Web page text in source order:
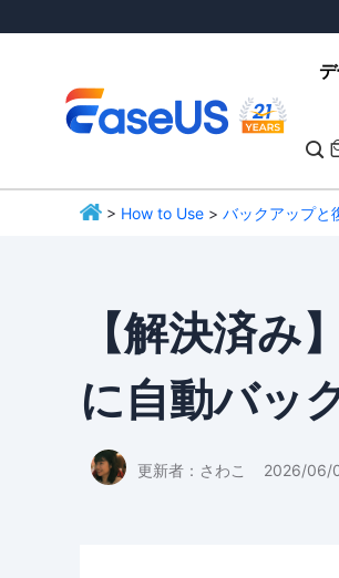

> How to Use > バックアップと
【解決済
に自動バッ
更新者： さわこ 2026/06/